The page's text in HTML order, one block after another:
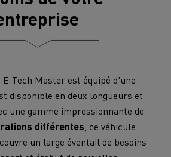
Tech Master est équipé d'une
disponible en deux longueurs et
une gamme impressionnante de
différentes, ce véhicule
un large éventail de besoins